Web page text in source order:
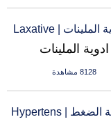
ادوية الملينات
8128 مشاهدة